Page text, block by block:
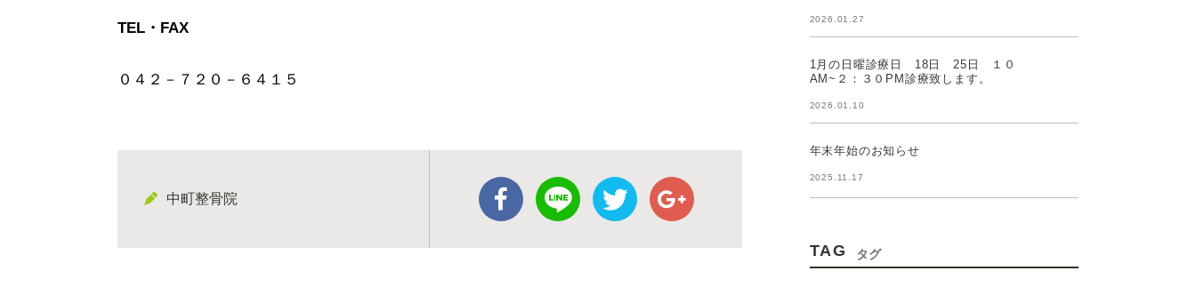
TEL・FAX
０４２－７２０－６４１５
中町整骨院
2026.01.27
1月の日曜診療日 18日 25日 １０
AM~２：３０PM診療致します。
2026.01.10
年末年始のお知らせ
2025.11.17
TAG タグ